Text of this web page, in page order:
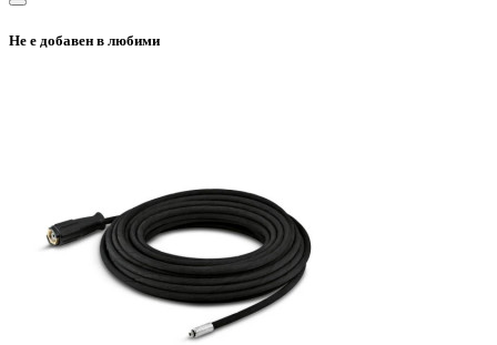
Не е добавен в любими